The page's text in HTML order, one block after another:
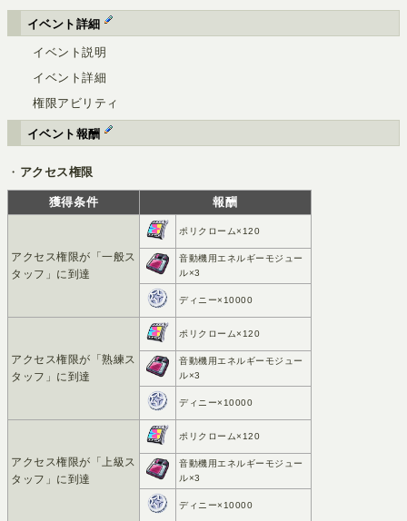
イベント詳細
イベント説明
イベント詳細
権限アビリティ
イベント報酬
・ アクセス権限
獲得条件 報酬
アクセス権限が「一般ス
タッフ」に到達
ポリクローム×120
音動機用エネルギーモジュー
ル×3
ディニー×10000
アクセス権限が「熟練ス
タッフ」に到達
ポリクローム×120
音動機用エネルギーモジュー
ル×3
ディニー×10000
アクセス権限が「上級ス
タッフ」に到達
ポリクローム×120
音動機用エネルギーモジュー
ル×3
ディニー×10000